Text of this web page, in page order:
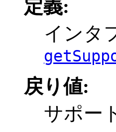
定義:
インタ
戻り値:
サポー